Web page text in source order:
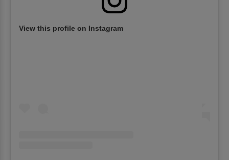
View this profile on Instagram